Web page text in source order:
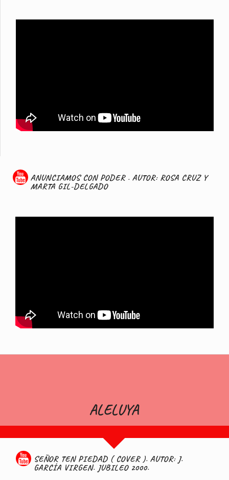
ANUNCIAMOS CON PODER . AUTOR: ROSA CRUZ Y
MARTA GIL-DELGADO
ALELUYA
SEÑOR TEN PIEDAD ( COVER ). AUTOR: J.
GARCÍA VIRGEN. JUBILEO 2000.